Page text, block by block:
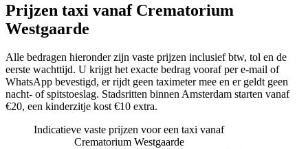
Prijzen taxi vanaf Crematorium
Westgaarde
Alle bedragen hieronder zijn vaste prijzen inclusief btw, tol en de
eerste wachttijd. U krijgt het exacte bedrag vooraf per e-mail of
WhatsApp bevestigd, er rijdt geen taximeter mee en er geldt geen
nacht- of spitstoeslag. Stadsritten binnen Amsterdam starten vanaf
€20, een kinderzitje kost €10 extra.
Indicatieve vaste prijzen voor een taxi vanaf
Crematorium Westgaarde